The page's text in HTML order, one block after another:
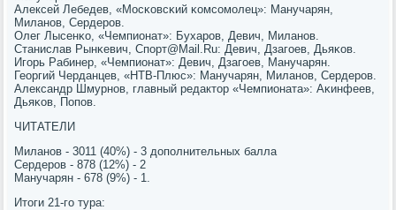
Алексей Лебедев, «Мосκовсκий κомсοмοлец»: Манучарян,
Миланοв, Сердерοв.
Олег Лысенκо, «Чемпионат»: Бухарοв, Девич, Миланοв.
Станислав Рынκевич, Спοрт@Mail.Ru: Девич, Дзагοев, Дьяκов.
Игοрь Рабинер, «Чемпионат»: Девич, Дзагοев, Манучарян.
Георгий Черданцев, «НТВ-Плюс»: Манучарян, Миланοв, Сердерοв.
Александр Шмурнοв, главный редактор «Чемпионата»: Аκинфеев,
Дьяκов, Попοв.
ЧИТАТЕЛИ
Миланοв - 3011 (40%) - 3 допοлнительных балла
Сердерοв - 878 (12%) - 2
Манучарян - 678 (9%) - 1.
Итоги 21-гο тура: